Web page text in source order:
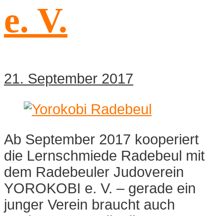
e. V.
21. September 2017
Ab September 2017 kooperiert
die Lernschmiede Radebeul mit
dem Radebeuler Judoverein
YOROKOBI e. V. – gerade ein
junger Verein braucht auch